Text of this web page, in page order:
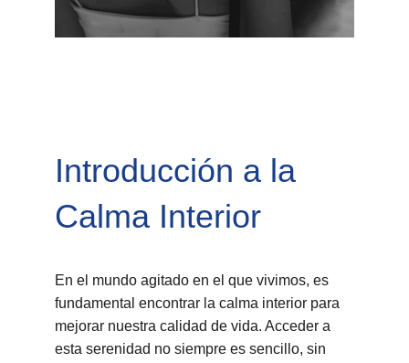
Introducción a la
Calma Interior
En el mundo agitado en el que vivimos, es
fundamental encontrar la calma interior para
mejorar nuestra calidad de vida. Acceder a
esta serenidad no siempre es sencillo, sin